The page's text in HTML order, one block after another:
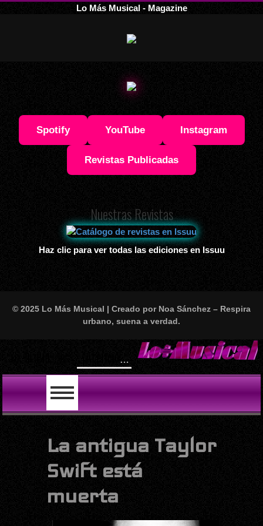
Lo Más Musical - Magazine
Spotify YouTube Instagram
Revistas Publicadas
Nuestras Revistas
Haz clic para ver todas las ediciones en Issuu
© 2025 Lo Más Musical | Creado por Noa Sánchez – Respira
urbano, suena a verdad.
LO ÚLTIMO Will Smith
La antigua Taylor
Swift está
muerta